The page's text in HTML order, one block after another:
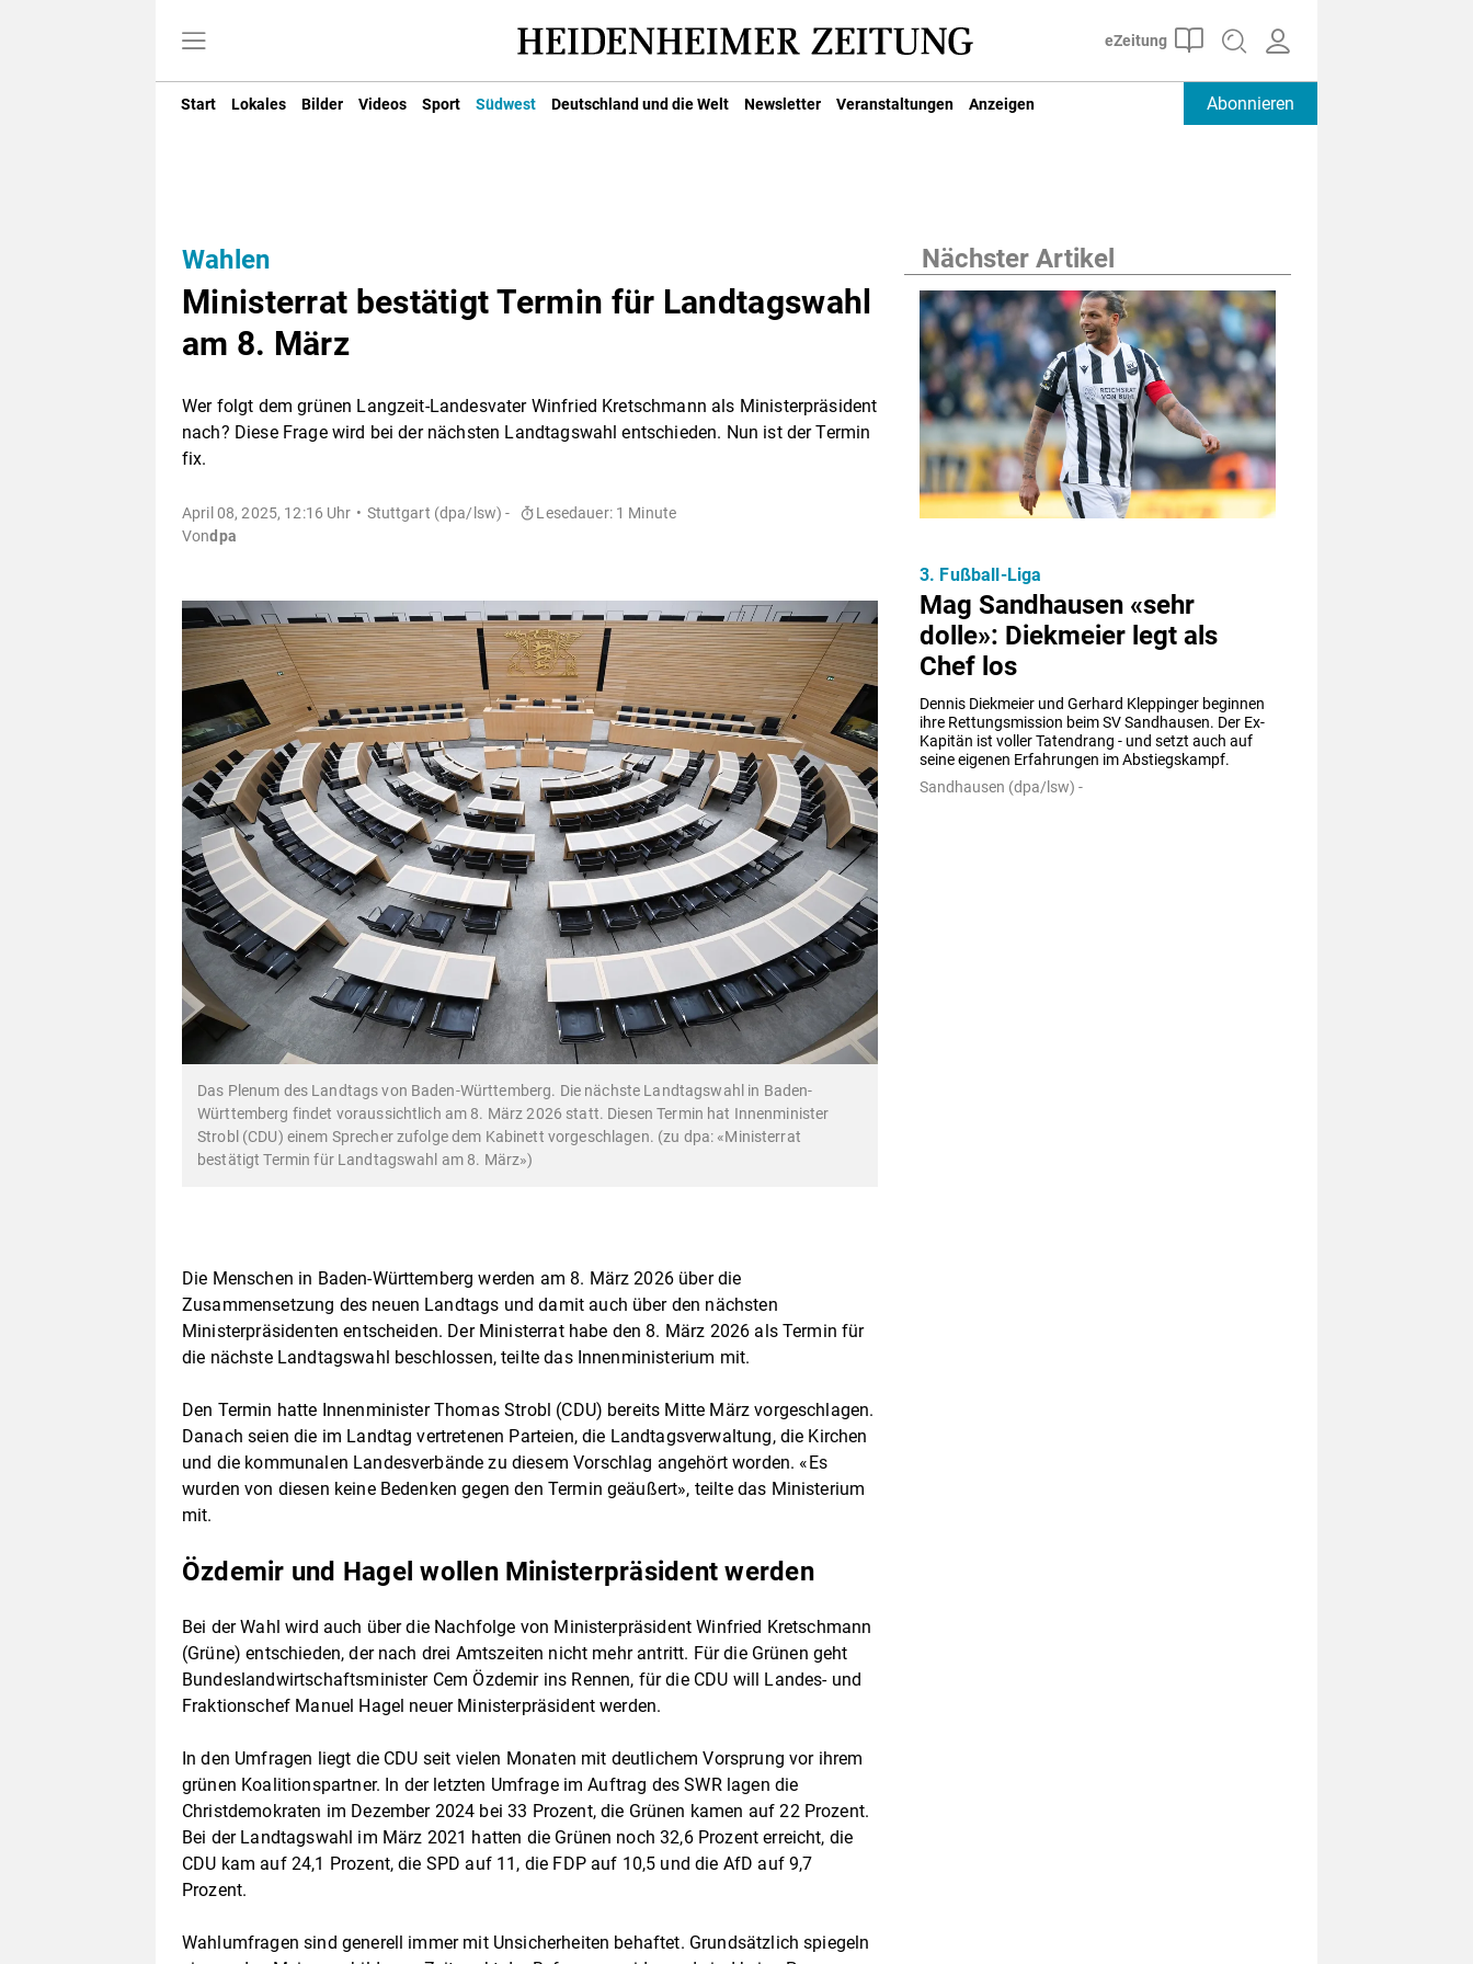
Start Lokales Bilder Videos Sport Südwest Deutschland und die Welt Newsletter Veranstaltungen Anzeigen Abonnieren
Wahlen
Ministerrat bestätigt Termin für Landtagswahl
am 8. März
Wer folgt dem grünen Langzeit-Landesvater Winfried Kretschmann als Ministerpräsident
nach? Diese Frage wird bei der nächsten Landtagswahl entschieden. Nun ist der Termin
fix.
April 08, 2025, 12:16 Uhr Stuttgart (dpa/lsw) -
Lesedauer: 1 Minute
Vondpa
Das Plenum des Landtags von Baden-Württemberg. Die nächste Landtagswahl in Baden-
Württemberg findet voraussichtlich am 8. März 2026 statt. Diesen Termin hat Innenminister
Strobl (CDU) einem Sprecher zufolge dem Kabinett vorgeschlagen. (zu dpa: «Ministerrat
bestätigt Termin für Landtagswahl am 8. März»)
Die Menschen in Baden-Württemberg werden am 8. März 2026 über die
Zusammensetzung des neuen Landtags und damit auch über den nächsten
Ministerpräsidenten entscheiden. Der Ministerrat habe den 8. März 2026 als Termin für
die nächste Landtagswahl beschlossen, teilte das Innenministerium mit.
Den Termin hatte Innenminister Thomas Strobl (CDU) bereits Mitte März vorgeschlagen.
Danach seien die im Landtag vertretenen Parteien, die Landtagsverwaltung, die Kirchen
und die kommunalen Landesverbände zu diesem Vorschlag angehört worden. «Es
wurden von diesen keine Bedenken gegen den Termin geäußert», teilte das Ministerium
mit.
Özdemir und Hagel wollen Ministerpräsident werden
Bei der Wahl wird auch über die Nachfolge von Ministerpräsident Winfried Kretschmann
(Grüne) entschieden, der nach drei Amtszeiten nicht mehr antritt. Für die Grünen geht
Bundeslandwirtschaftsminister Cem Özdemir ins Rennen, für die CDU will Landes- und
Fraktionschef Manuel Hagel neuer Ministerpräsident werden.
In den Umfragen liegt die CDU seit vielen Monaten mit deutlichem Vorsprung vor ihrem
grünen Koalitionspartner. In der letzten Umfrage im Auftrag des SWR lagen die
Christdemokraten im Dezember 2024 bei 33 Prozent, die Grünen kamen auf 22 Prozent.
Bei der Landtagswahl im März 2021 hatten die Grünen noch 32,6 Prozent erreicht, die
CDU kam auf 24,1 Prozent, die SPD auf 11, die FDP auf 10,5 und die AfD auf 9,7
Prozent.
Wahlumfragen sind generell immer mit Unsicherheiten behaftet. Grundsätzlich spiegeln
Nächster Artikel
Mag Sandhausen «sehr
dolle»: Diekmeier legt als
Chef los
Dennis Diekmeier und Gerhard Kleppinger beginnen
ihre Rettungsmission beim SV Sandhausen. Der Ex-
Kapitän ist voller Tatendrang - und setzt auch auf
seine eigenen Erfahrungen im Abstiegskampf.
3. Fußball-Liga
Sandhausen (dpa/lsw) -